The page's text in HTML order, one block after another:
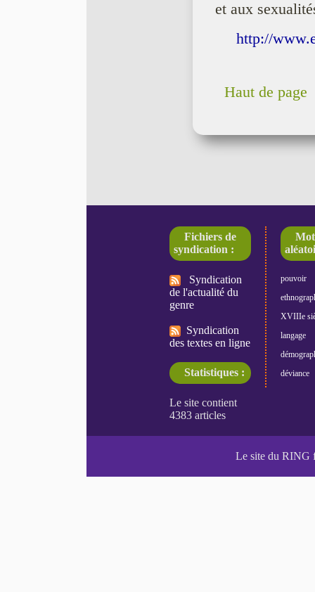
et aux
http://
Haut de page
Fichiers de
syndication :
Syndication
de l'actualité du
genre
Syndication
des textes en ligne
Statistiques :
pouvoir
XVIIIe
langage
déviance
Le site du RING